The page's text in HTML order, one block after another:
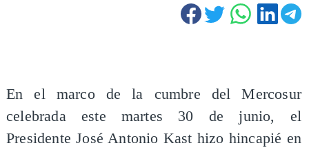
En el marco de la cumbre del Mercosur
celebrada este martes 30 de junio, el
Presidente José Antonio Kast hizo hincapié en